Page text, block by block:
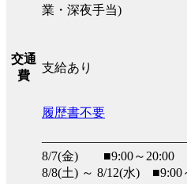
業・深夜手当)
交通
費
支給あり
履歴書不要
8/7(金) ■9:00～20:00
8/8(土) ～ 8/12(水) ■9:00